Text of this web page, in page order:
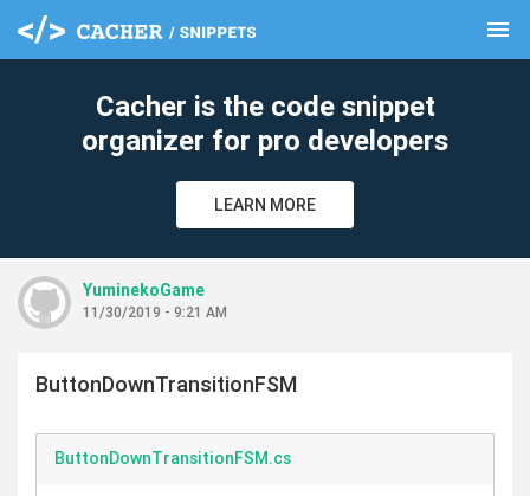
menu
Cacher is the code snippet
organizer for pro developers
LEARN MORE
YuminekoGame
11/30/2019 - 9:21 AM
ButtonDownTransitionFSM
ButtonDownTransitionFSM.cs
clear